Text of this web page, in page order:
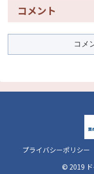
コメント
コメ
プライバシーポリシー
© 2019 ド